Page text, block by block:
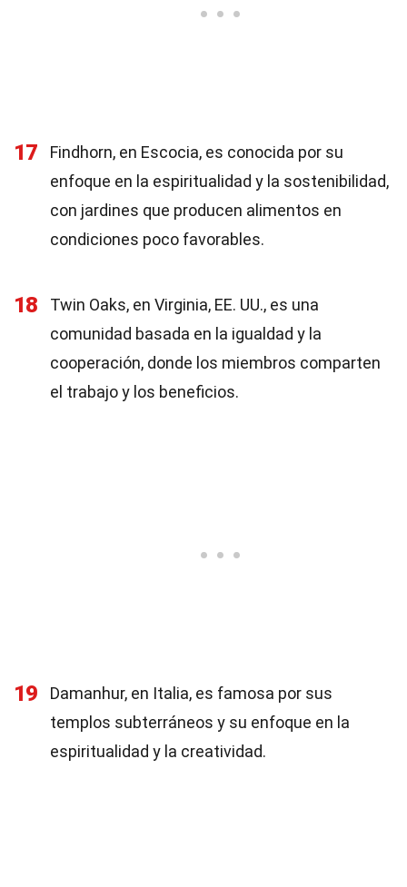
17
Findhorn, en Escocia, es conocida por su
enfoque en la espiritualidad y la sostenibilidad,
con jardines que producen alimentos en
condiciones poco favorables.
18
Twin Oaks, en Virginia, EE. UU., es una
comunidad basada en la igualdad y la
cooperación, donde los miembros comparten
el trabajo y los beneficios.
19
Damanhur, en Italia, es famosa por sus
templos subterráneos y su enfoque en la
espiritualidad y la creatividad.